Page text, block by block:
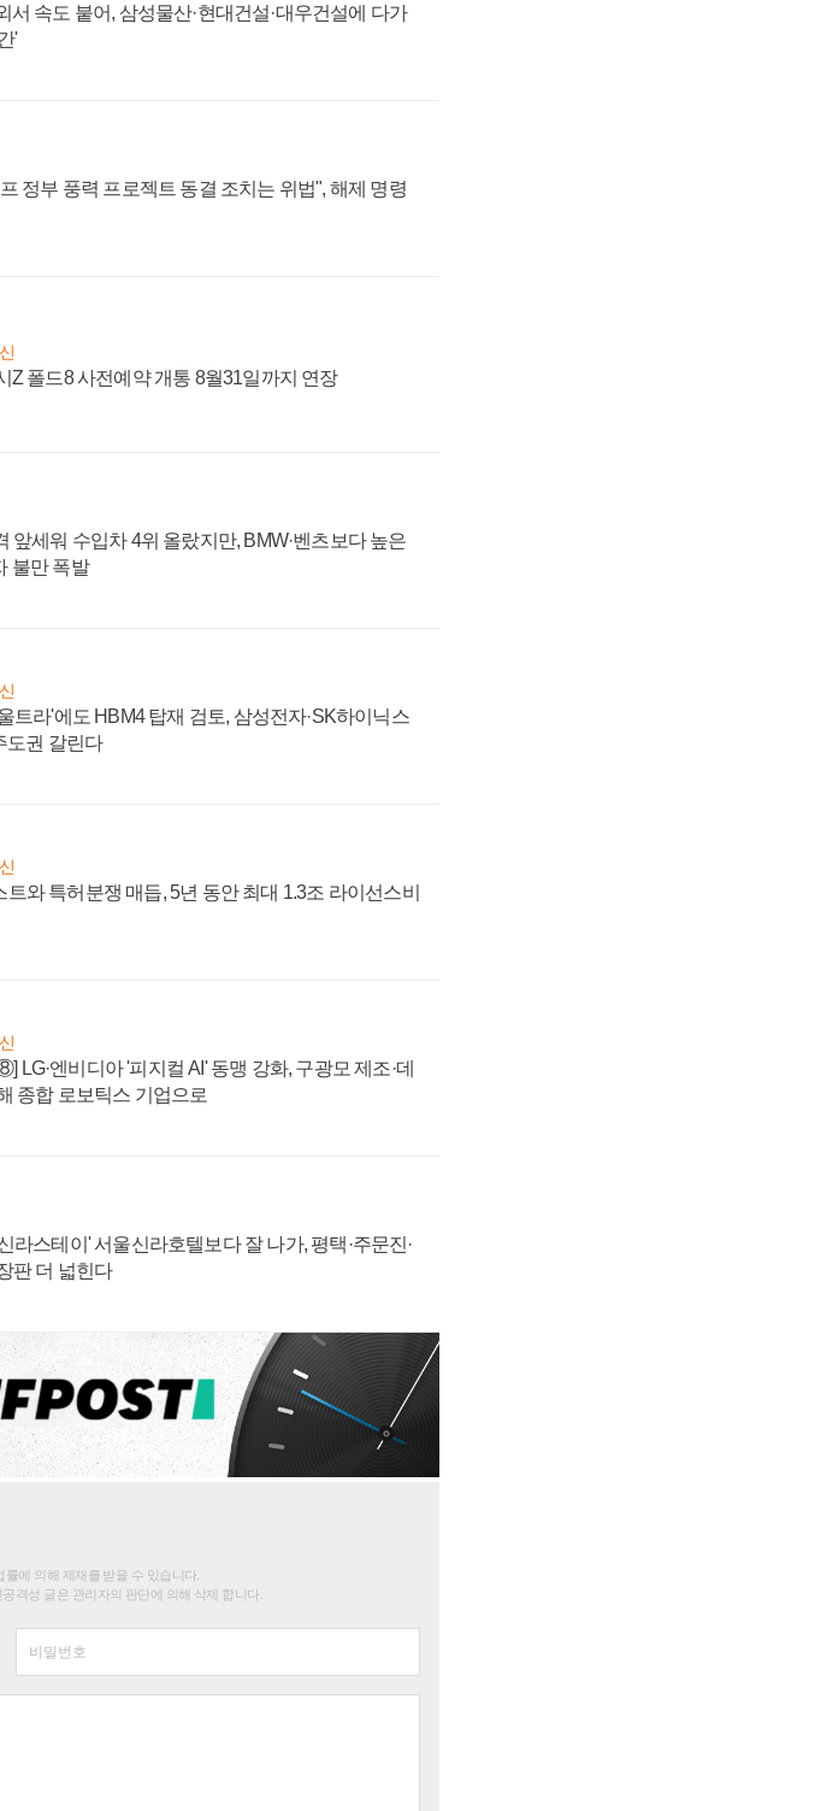
서 속도 붙어, 삼성물산·현대건설·대우건설에 다가
'
정부 풍력 프로젝트 동결 조치는 위법", 해제 명령
Z 폴드8 사전예약 개통 8월31일까지 연장
앞세워 수입차 4위 올랐지만, BMW·벤츠보다 높은
불만 폭발
트라'에도 HBM4 탑재 검토, 삼성전자·SK하이닉스
도권 갈린다
와 특허분쟁 매듭, 5년 동안 최대 1.3조 라이선스비
LG·엔비디아 '피지컬 AI' 동맹 강화, 구광모 제조·데
종합 로보틱스 기업으로
라스테이' 서울신라호텔보다 잘 나가, 평택·주문진·
판 더 넓힌다
에 의해 제재를 받을 수 있습니다.
격성 글은 관리자의 판단에 의해 삭제 합니다.